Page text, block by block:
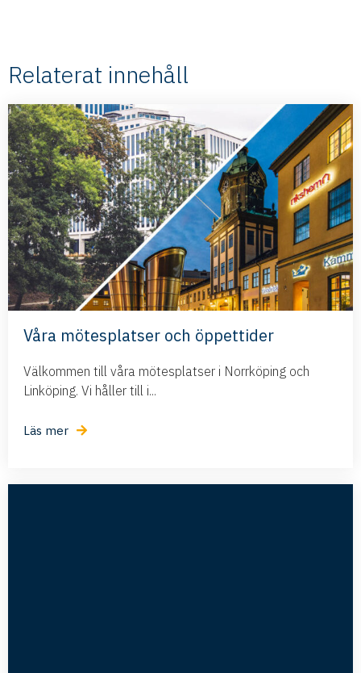
Relaterat innehåll
Våra mötesplatser och öppettider
Välkommen till våra mötesplatser i Norrköping och
Linköping. Vi håller till i...
Läs mer